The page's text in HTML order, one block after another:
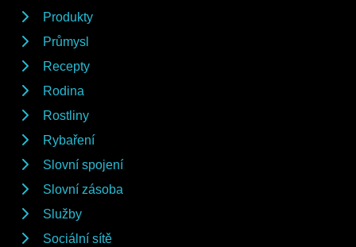
Produkty
Průmysl
Recepty
Rodina
Rostliny
Rybaření
Slovní spojení
Slovní zásoba
Služby
Sociální sítě